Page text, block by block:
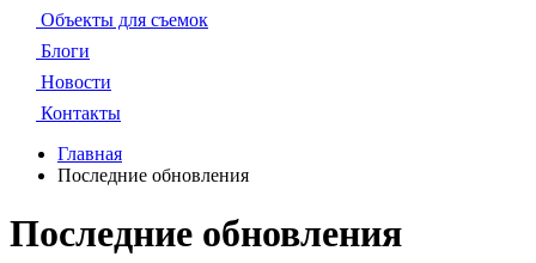
Объекты для съемок
Блоги
Новости
Контакты
Главная
Последние обновления
Последние обновления